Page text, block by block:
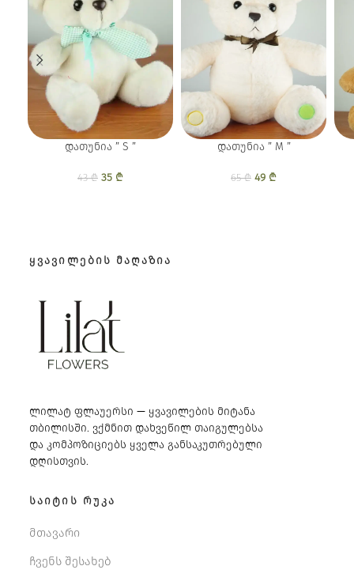
დათუნია ” S ”
43₾ Original price
35 ₾
დათუნია ” M ”
65₾ Original price
49 ₾
ᲧᲕᲐᲕᲘᲚᲔᲑᲘᲡ ᲛᲐᲦᲐᲖᲘᲐ
ლილატ ფლაუერსი — ყვავილების მიტანა
თბილისში. ვქმნით დახვეწილ თაიგულებსა
და კომპოზიციებს ყველა განსაკუთრებული
დღისთვის.
ᲡᲐᲘᲢᲘᲡ ᲠᲣᲙᲐ
მთავარი
ჩვენს შესახებ